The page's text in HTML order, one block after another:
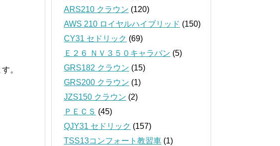
。
ARS210 クラウン (120)
AWS 210 ロイヤルハイブリッド (150)
CY31 セドリック (69)
Ｅ２６ ＮＶ３５０キャラバン (5)
GRS182 クラウン (15)
GRS200 クラウン (1)
JZS150 クラウン (2)
ＰＥＣＳ (45)
QJY31 セドリック (157)
TSS13コンフォート教習車 (1)